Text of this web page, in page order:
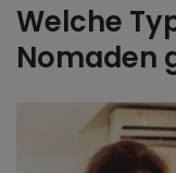
Welche
Nomaden